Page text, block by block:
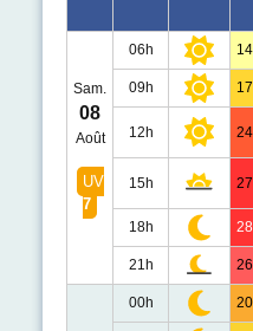
Sam.
08
Août
UV
7
06h
09h
12h
15h
18h
21h
00h